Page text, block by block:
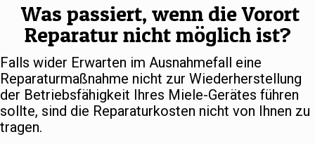
Was passiert, wenn die Vorort
Reparatur nicht möglich ist?
Falls wider Erwarten im Ausnahmefall eine
Reparaturmaßnahme nicht zur Wiederherstellung
der Betriebsfähigkeit Ihres Miele-Gerätes führen
sollte, sind die Reparaturkosten nicht von Ihnen zu
tragen.